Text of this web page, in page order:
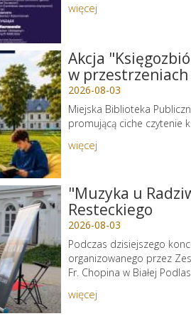
więcej
Akcja
w
2026-08-03
Miejska Biblioteka
promującą ciche czytenie
więcej
"Muzyka u
Resteckiego
2026-08-03
Podczas dzisiejszego
organizowanego przez
Fr. Chopina w Białej
więcej